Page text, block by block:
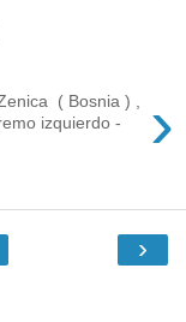
›
( Bosnia ) ,
izquierdo -
›